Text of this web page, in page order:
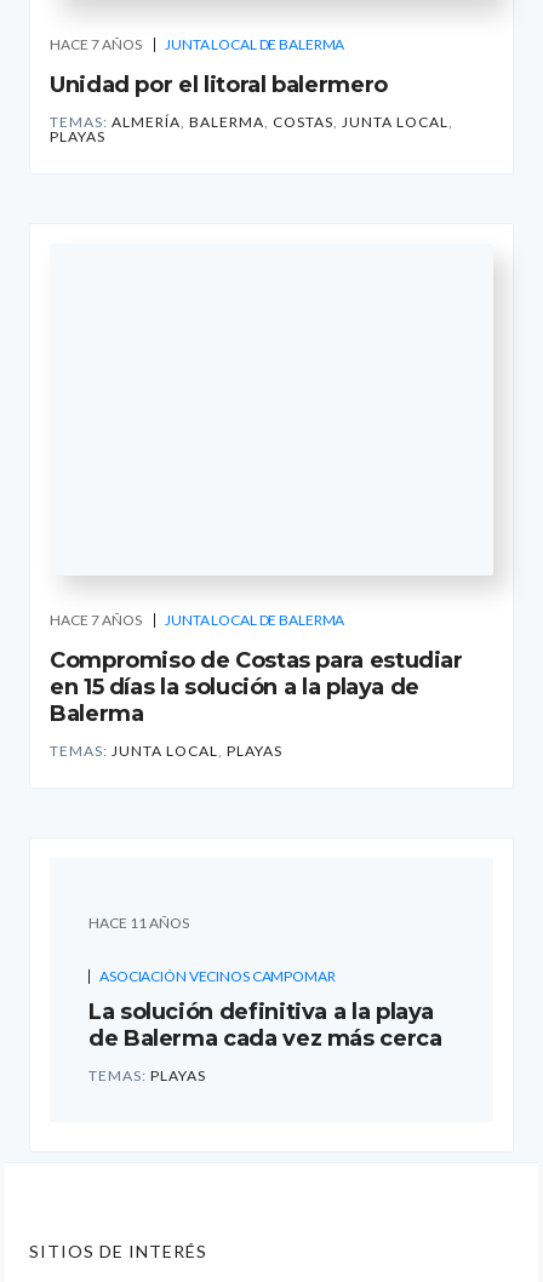
HACE 7 AÑOS JUNTA LOCAL DE BALERMA
Unidad por el litoral balermero
TEMAS: ALMERÍA BALERMA COSTAS JUNTA LOCAL
PLAYAS
HACE 7 AÑOS JUNTA LOCAL DE BALERMA
Compromiso de Costas para estudiar
en 15 días la solución a la playa de
Balerma
TEMAS: JUNTA LOCAL, PLAYAS
HACE 11 AÑOS
ASOCIACIÓN VECINOS CAMPOMAR
La solución definitiva a la playa
de Balerma cada vez más cerca
TEMAS: PLAYAS
SITIOS DE INTERÉS